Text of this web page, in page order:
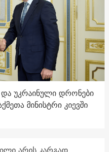
და უკრაინული დრონები
მინისტრი კიევში